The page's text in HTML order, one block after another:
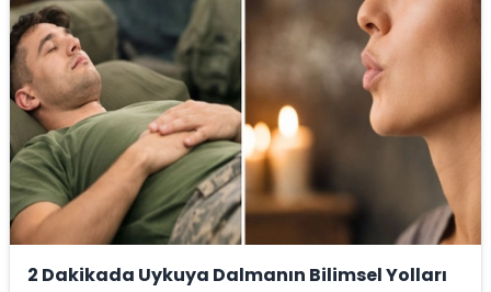
2 Dakikada Uykuya Dalmanın Bilimsel Yolları